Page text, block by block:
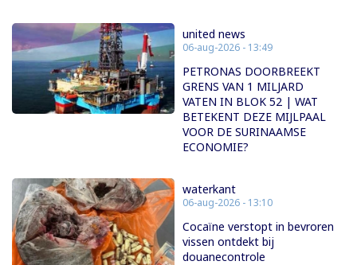
united news
06-aug-2026 - 13:49
PETRONAS DOORBREEKT
GRENS VAN 1 MILJARD
VATEN IN BLOK 52 | WAT
BETEKENT DEZE MIJLPAAL
VOOR DE SURINAAMSE
ECONOMIE?
waterkant
06-aug-2026 - 13:10
Cocaïne verstopt in bevroren
vissen ontdekt bij
douanecontrole